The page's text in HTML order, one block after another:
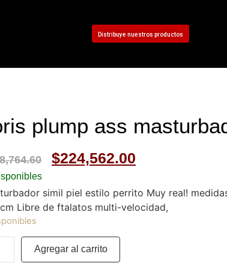
Distribuye nuestros productos
plump ass
$224,562.00
simil piel estilo perrito Muy real!
Libre de ftalatos multi-velocidad,
Agregar al carrito